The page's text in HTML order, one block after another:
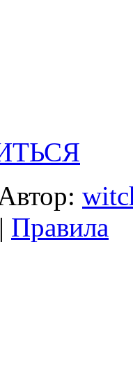
| Правила